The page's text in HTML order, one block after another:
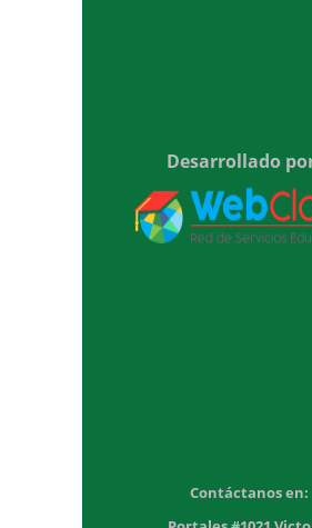
Desarrollado
Contáctanos en: